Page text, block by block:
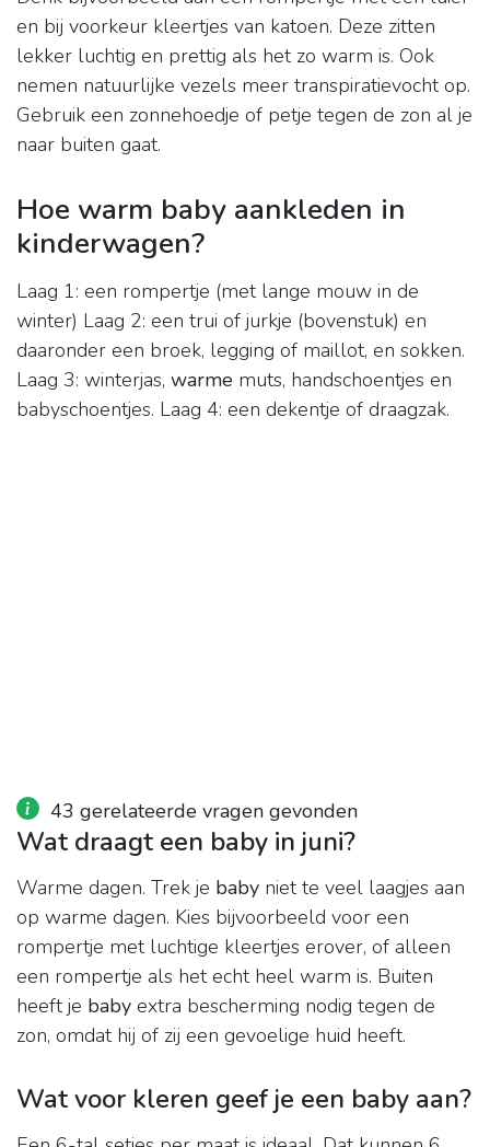
en bij voorkeur kleertjes van katoen. Deze zitten
lekker luchtig en prettig als het zo warm is. Ook
nemen natuurlijke vezels meer transpiratievocht op.
Gebruik een zonnehoedje of petje tegen de zon al je
naar buiten gaat.
Hoe warm baby aankleden in
kinderwagen?
Laag 1: een rompertje (met lange mouw in de
winter) Laag 2: een trui of jurkje (bovenstuk) en
daaronder een broek, legging of maillot, en sokken.
Laag 3: winterjas, warme muts, handschoentjes en
babyschoentjes. Laag 4: een dekentje of draagzak.
43 gerelateerde vragen gevonden
Wat draagt een baby in juni?
Warme dagen. Trek je baby niet te veel laagjes aan
op warme dagen. Kies bijvoorbeeld voor een
rompertje met luchtige kleertjes erover, of alleen
een rompertje als het echt heel warm is. Buiten
heeft je baby extra bescherming nodig tegen de
zon, omdat hij of zij een gevoelige huid heeft.
Wat voor kleren geef je een baby aan?